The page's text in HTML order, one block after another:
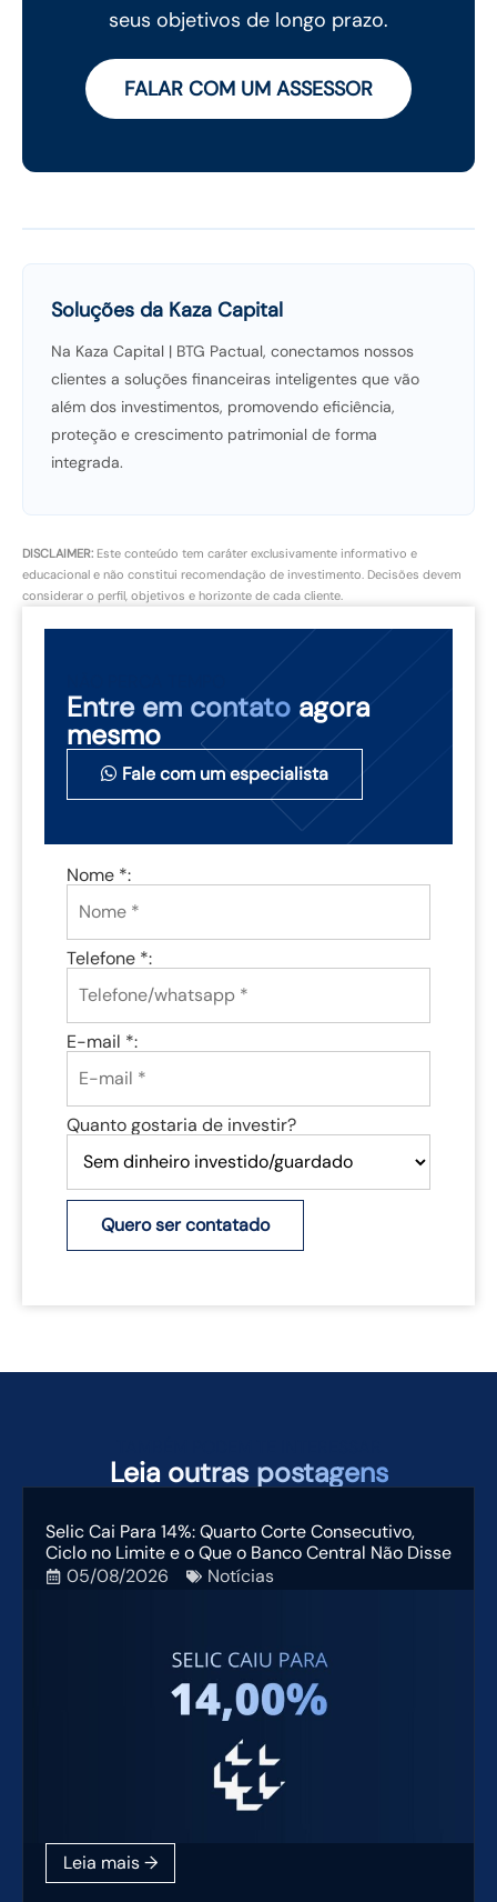
seus objetivos de longo prazo.
FALAR COM UM ASSESSOR
Soluções da Kaza Capital
Na Kaza Capital | BTG Pactual, conectamos nossos
clientes a soluções financeiras inteligentes que vão
além dos investimentos, promovendo eficiência,
proteção e crescimento patrimonial de forma
integrada.
DISCLAIMER: Este conteúdo tem caráter exclusivamente informativo e
educacional e não constitui recomendação de investimento. Decisões devem
considerar o perfil, objetivos e horizonte de cada cliente.
Entre em contato agora
mesmo
Fale com um especialista
Nome *:
Telefone *:
E-mail *:
Quanto gostaria de investir?
Quero ser contatado
Leia outras postagens
Selic Cai Para 14%: Quarto Corte Consecutivo,
Ciclo no Limite e o Que o Banco Central Não Disse
05/08/2026
Notícias